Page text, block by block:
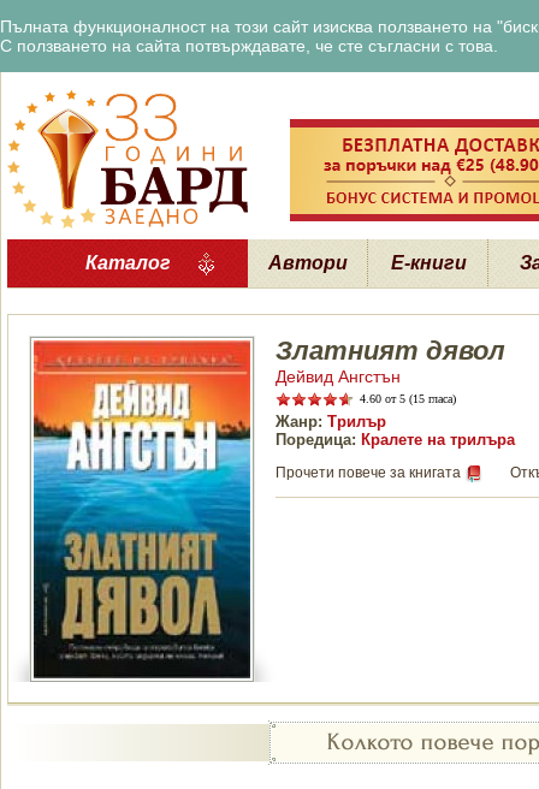
Пълната функционалност на този сайт изисква ползването на
С ползването на сайта потвърждавате, че сте съгласни с това.
Каталог Автори Е-книги
Златният дявол
Дейвид Ангстън
4.60 от 5 (15 гласа)
Жанр: Трилър
Поредица: Кралете на трилъра
Прочети повече за книгата